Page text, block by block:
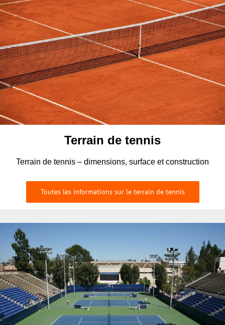
Terrain de tennis
Terrain de tennis – dimensions, surface et construction
Toutes les informations sur le terrain de tennis